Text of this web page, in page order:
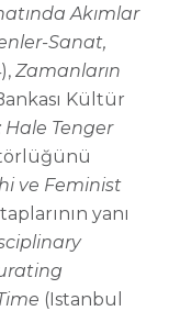
Akımlar
Sanat,
Zamanların
Kültür
Hale Tenger
ve Feminist
yanı
(Istanbul